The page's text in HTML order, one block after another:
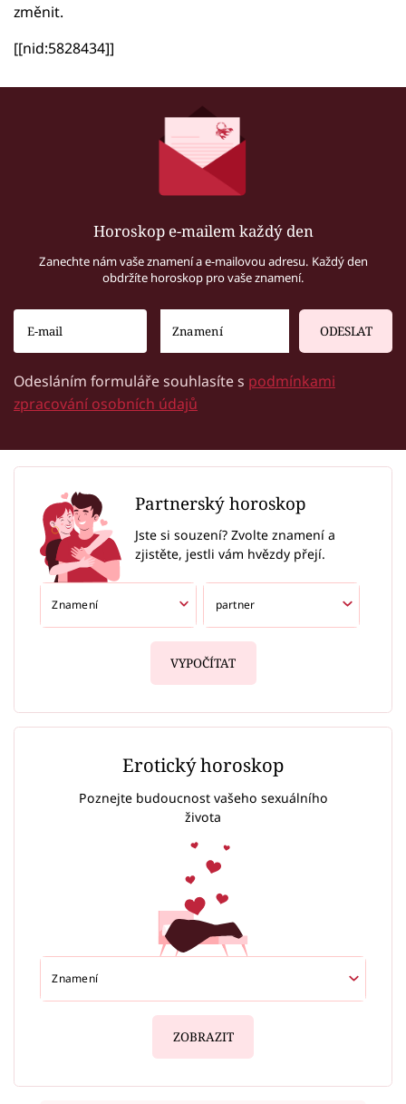
změnit.
[[nid:5828434]]
Horoskop e-mailem každý den
Zanechte nám vaše znamení a e-mailovou adresu. Každý den
obdržíte horoskop pro vaše znamení.
ODESLAT
Odesláním formuláře souhlasíte s podmínkami
zpracování osobních údajů
Partnerský horoskop
Jste si souzení? Zvolte znamení a
zjistěte, jestli vám hvězdy přejí.
VYPOČÍTAT
Erotický horoskop
Poznejte budoucnost vašeho sexuálního
života
ZOBRAZIT